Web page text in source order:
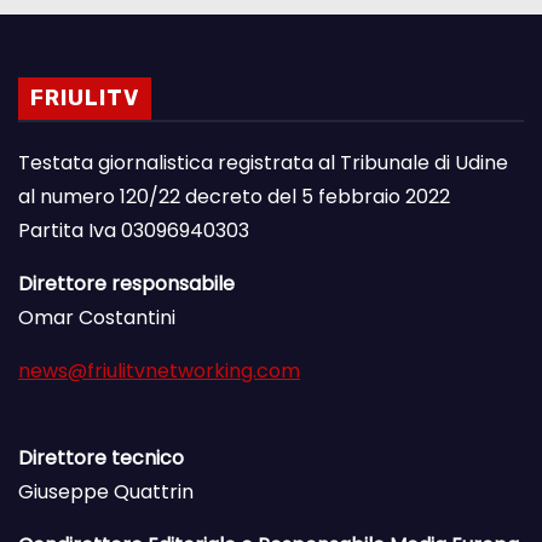
FRIULITV
Testata giornalistica registrata al Tribunale di Udine
al numero 120/22 decreto del 5 febbraio 2022
Partita Iva 03096940303
Direttore responsabile
Omar Costantini
news@friulitvnetworking.com
Direttore tecnico
Giuseppe Quattrin